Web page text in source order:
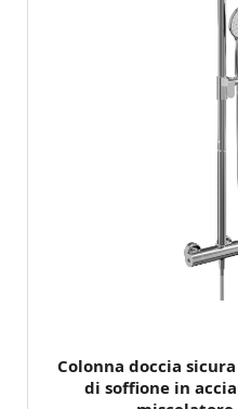
Colonna doccia
di soffione in